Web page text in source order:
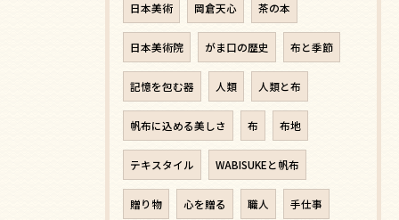
日本美術 岡倉天心 茶の本
日本美術院 がま口の歴史 布と季節
記憶を包む器 人類 人類と布
帆布に込める美しさ 布 布地
テキスタイル WABISUKEと帆布
贈り物 心を贈る 職人 手仕事